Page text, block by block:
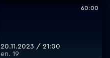
60:00
20.11.2023 / 21:00
еп. 19